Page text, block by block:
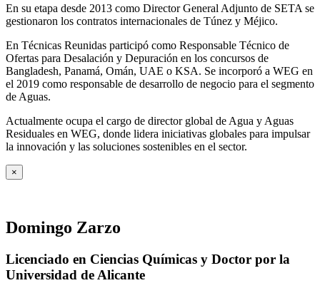
En su etapa desde 2013 como Director General Adjunto de SETA se
gestionaron los contratos internacionales de Túnez y Méjico.
En Técnicas Reunidas participó como Responsable Técnico de
Ofertas para Desalación y Depuración en los concursos de
Bangladesh, Panamá, Omán, UAE o KSA. Se incorporó a WEG en
el 2019 como responsable de desarrollo de negocio para el segmento
de Aguas.
Actualmente ocupa el cargo de director global de Agua y Aguas
Residuales en WEG, donde lidera iniciativas globales para impulsar
la innovación y las soluciones sostenibles en el sector.
×
Domingo Zarzo
Licenciado en Ciencias Químicas y Doctor por la
Universidad de Alicante